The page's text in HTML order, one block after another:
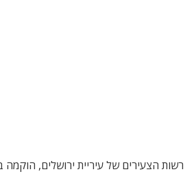
רשות הצעירים של עיריית ירושלים, הוקמה